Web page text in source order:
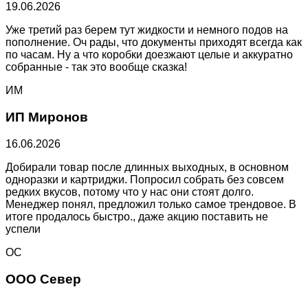
19.06.2026
Уже третий раз берем тут жидкости и немного подов на
пополнение. Оч рады, что документы приходят всегда как
по часам. Ну а что коробки доезжают целые и аккуратно
собранные - так это вообще сказка!
ИМ
ИП Миронов
16.06.2026
Добирали товар после длинных выходных, в основном
одноразки и картриджи. Попросил собрать без совсем
редких вкусов, потому что у нас они стоят долго.
Менеджер понял, предложил только самое трендовое. В
итоге продалось быстро., даже акцию поставить не
успели
ОС
ООО Север